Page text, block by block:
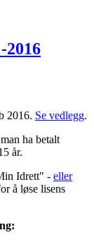
2016
2016. Se vedlegg.
ha betalt
år.
Idrett" - eller
å løse lisens